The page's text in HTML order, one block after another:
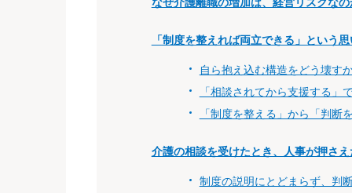
「制度を整えれば両立できる」という
自ら抱え込む構造をどう壊す
「相談されてから支援する」
「制度を整える」から「判断
介護の相談を受けたとき、人事が押さ
制度の説明にとどまらず、判